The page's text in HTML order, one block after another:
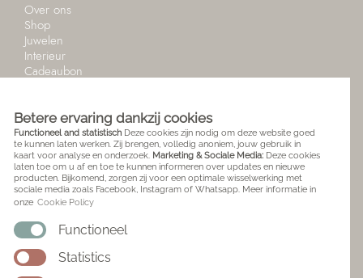
Over ons
Shop
Juwelen
Interieur
Cadeaubon
TAAL
English
Nederlands
KLANTNESERVICE
Bestellen
Betalen
Transportkosten
Betere ervaring dankzij cookies
Functioneel and statistisch Deze cookies zijn nodig om deze website goed
te kunnen laten werken. Zij brengen, volledig anoniem, jouw gebruik in
kaart voor analyse en onderzoek. Marketing & Sociale Media: Deze cookies
laten toe om u af en toe te kunnen informeren over updates en nieuwe
producten. Bijkomend, zorgen zij voor een optimale wisselwerking met
sociale media zoals Facebook, Instagram of Whatsapp. Meer informatie in
onze Cookie Policy
Functioneel
Statistics